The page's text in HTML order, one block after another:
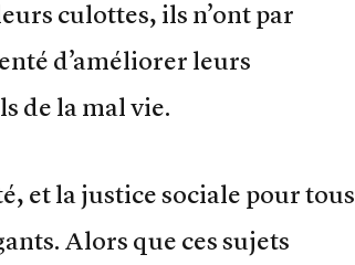
culottes, ils n’ont par
d’améliorer leurs
de la mal vie.
et la justice sociale pour tous
Alors que ces sujets